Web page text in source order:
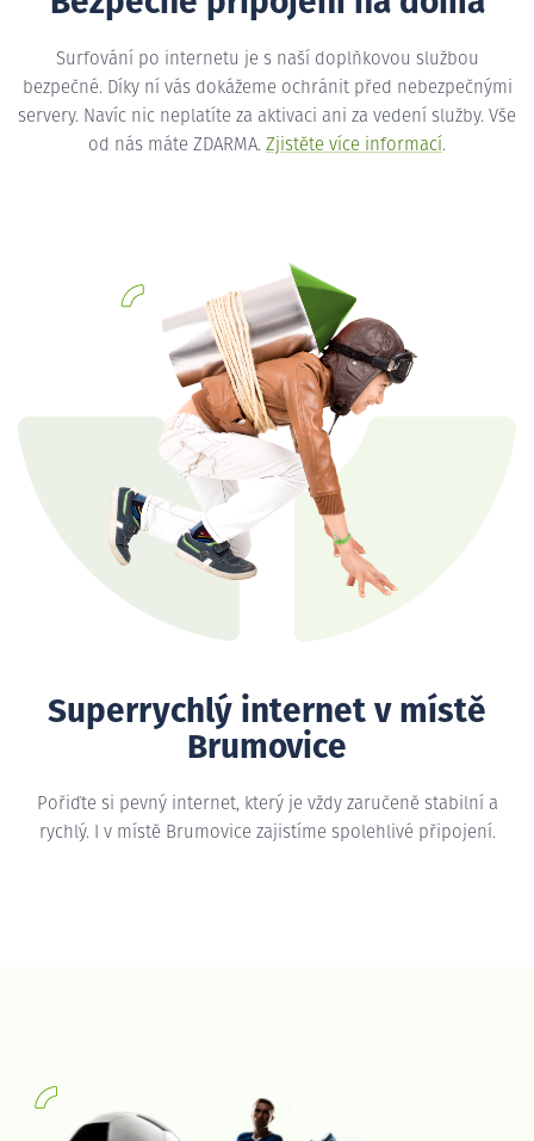
Surfování po internetu je s naší doplňkovou službou
bezpečné. Díky ní vás dokážeme ochránit před nebezpečnými
servery. Navíc nic neplatíte za aktivaci ani za vedení služby. Vše
od nás máte ZDARMA. Zjistěte více informací.
Superrychlý internet v místě
Brumovice
Pořiďte si pevný internet, který je vždy zaručeně stabilní a
rychlý. I v místě Brumovice zajistíme spolehlivé připojení.